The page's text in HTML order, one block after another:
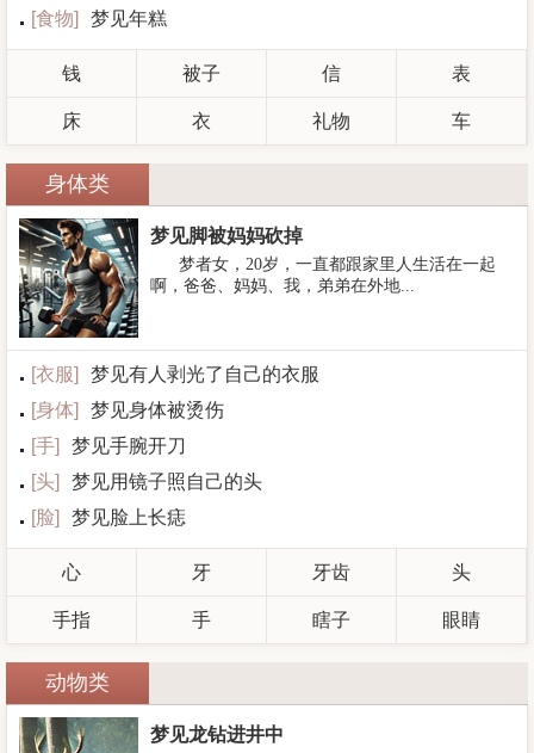
[食物] 梦见年糕
钱 被子 信 表
床 衣 礼物 车
身体类
梦见脚被妈妈砍掉
梦者女，20岁，一直都跟家里人生活在一起
啊，爸爸、妈妈、我，弟弟在外地...
[衣服]
梦见有人剥光了自己的衣服
[身体]
梦见身体被烫伤
[手]
梦见手腕开刀
[头]
梦见用镜子照自己的头
[脸] 梦见脸上长痣
心 牙 牙齿 头
手指 手 瞎子 眼睛
动物类
梦见龙钻进井中